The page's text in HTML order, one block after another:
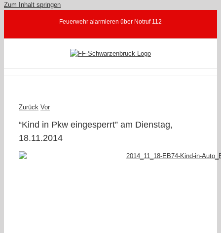
Zum Inhalt springen
Feuerwehr alarmieren über Notruf 112
Zurück Vor
“Kind in Pkw eingesperrt” am Dienstag,
18.11.2014